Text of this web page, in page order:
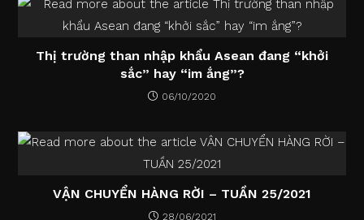
Thị trường than nhập khẩu Asean đang “khởi
sắc” hay “im ắng”?
06/10/2020
VẬN CHUYỂN HÀNG RỜI – TUẦN 25/2021
28/06/2021